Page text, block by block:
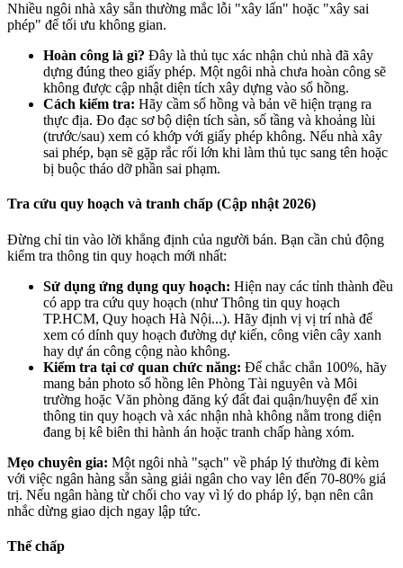
Nhiều ngôi nhà xây sẵn thường mắc lỗi "xây lấn" hoặc "xây sai
phép" để tối ưu không gian.
Hoàn công là gì? Đây là thủ tục xác nhận chủ nhà đã xây
dựng đúng theo giấy phép. Một ngôi nhà chưa hoàn công sẽ
không được cập nhật diện tích xây dựng vào sổ hồng.
Cách kiểm tra: Hãy cầm sổ hồng và bản vẽ hiện trạng ra
thực địa. Đo đạc sơ bộ diện tích sàn, số tầng và khoảng lùi
(trước/sau) xem có khớp với giấy phép không. Nếu nhà xây
sai phép, bạn sẽ gặp rắc rối lớn khi làm thủ tục sang tên hoặc
bị buộc tháo dỡ phần sai phạm.
Tra cứu quy hoạch và tranh chấp (Cập nhật 2026)
Đừng chỉ tin vào lời khẳng định của người bán. Bạn cần chủ động
kiểm tra thông tin quy hoạch mới nhất:
Sử dụng ứng dụng quy hoạch: Hiện nay các tỉnh thành đều
có app tra cứu quy hoạch (như Thông tin quy hoạch
TP.HCM, Quy hoạch Hà Nội...). Hãy định vị vị trí nhà để
xem có dính quy hoạch đường dự kiến, công viên cây xanh
hay dự án công cộng nào không.
Kiểm tra tại cơ quan chức năng: Để chắc chắn 100%, hãy
mang bản photo sổ hồng lên Phòng Tài nguyên và Môi
trường hoặc Văn phòng đăng ký đất đai quận/huyện để xin
thông tin quy hoạch và xác nhận nhà không nằm trong diện
đang bị kê biên thi hành án hoặc tranh chấp hàng xóm.
Mẹo chuyên gia: Một ngôi nhà "sạch" về pháp lý thường đi kèm
với việc ngân hàng sẵn sàng giải ngân cho vay lên đến 70-80% giá
trị. Nếu ngân hàng từ chối cho vay vì lý do pháp lý, bạn nên cân
nhắc dừng giao dịch ngay lập tức.
Thế chấp